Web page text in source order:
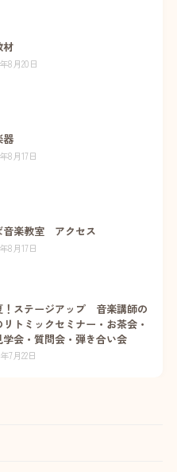
材
8月20日
器
8月17日
音楽教室 アクセス
8月17日
！ステージアップ 音楽講師の
リトミックセミナー・お茶会・
学会・質問会・弾き合い会
7月22日